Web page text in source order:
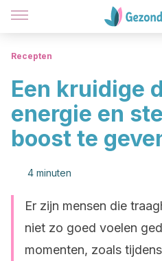
Recepten
Een kruidige
energie en
boost te
4 minuten
Er zijn mensen die
niet zo goed voelen
momenten, zoals